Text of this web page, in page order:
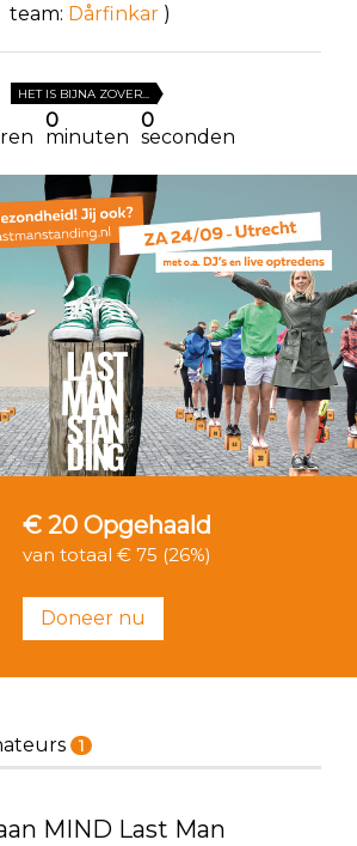
team: Dårfinkar)
HET IS BIJNA ZOVER...
0
minuten
0
seconden
€ 20 Opgehaald
van totaal € 75 (26%)
Doneer nu
1
MIND Last Man